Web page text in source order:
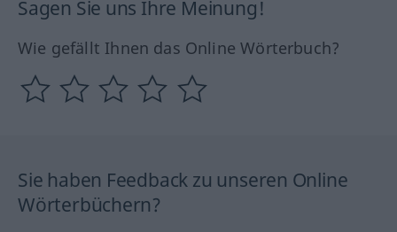
Sagen Sie uns Ihre Meinung!
Wie gefällt Ihnen das Online Wörterbuch?
Sie haben Feedback zu unseren Online
Wörterbüchern?